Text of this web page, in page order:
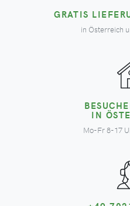
GRATIS
in Österreich
IN
Mo-Fr 8-17